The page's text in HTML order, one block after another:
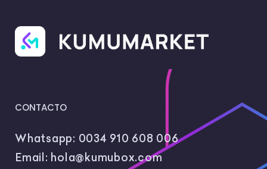
CONTACTO
Whatsapp: 0034 910 608 006
Email: hola@kumubox.com